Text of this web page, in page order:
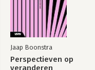
Jaap Boonstra
Perspectieven op
veranderen